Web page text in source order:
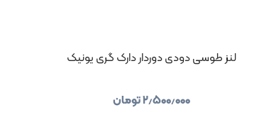
لنز طوسی دودی دوردار دارک گری یونیک
۲٫۵۰۰٫۰۰۰تومان